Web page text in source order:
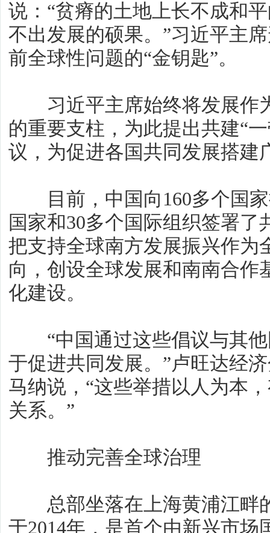
说：“贫瘠的土地上长不成和
不出发展的硕果。”习近平主
前全球性问题的“金钥匙”。
习近平主席始终将发展作
的重要支柱，为此提出共建“
议，为促进各国共同发展搭建
目前，中国向160多个国家
国家和30多个国际组织签署了
把支持全球南方发展振兴作为
向，创设全球发展和南南合作
化建设。
“中国通过这些倡议与其他
于促进共同发展。”卢旺达经
马纳说，“这些举措以人为本
关系。”
推动完善全球治理
总部坐落在上海黄浦江畔
于2014年，是首个由新兴市